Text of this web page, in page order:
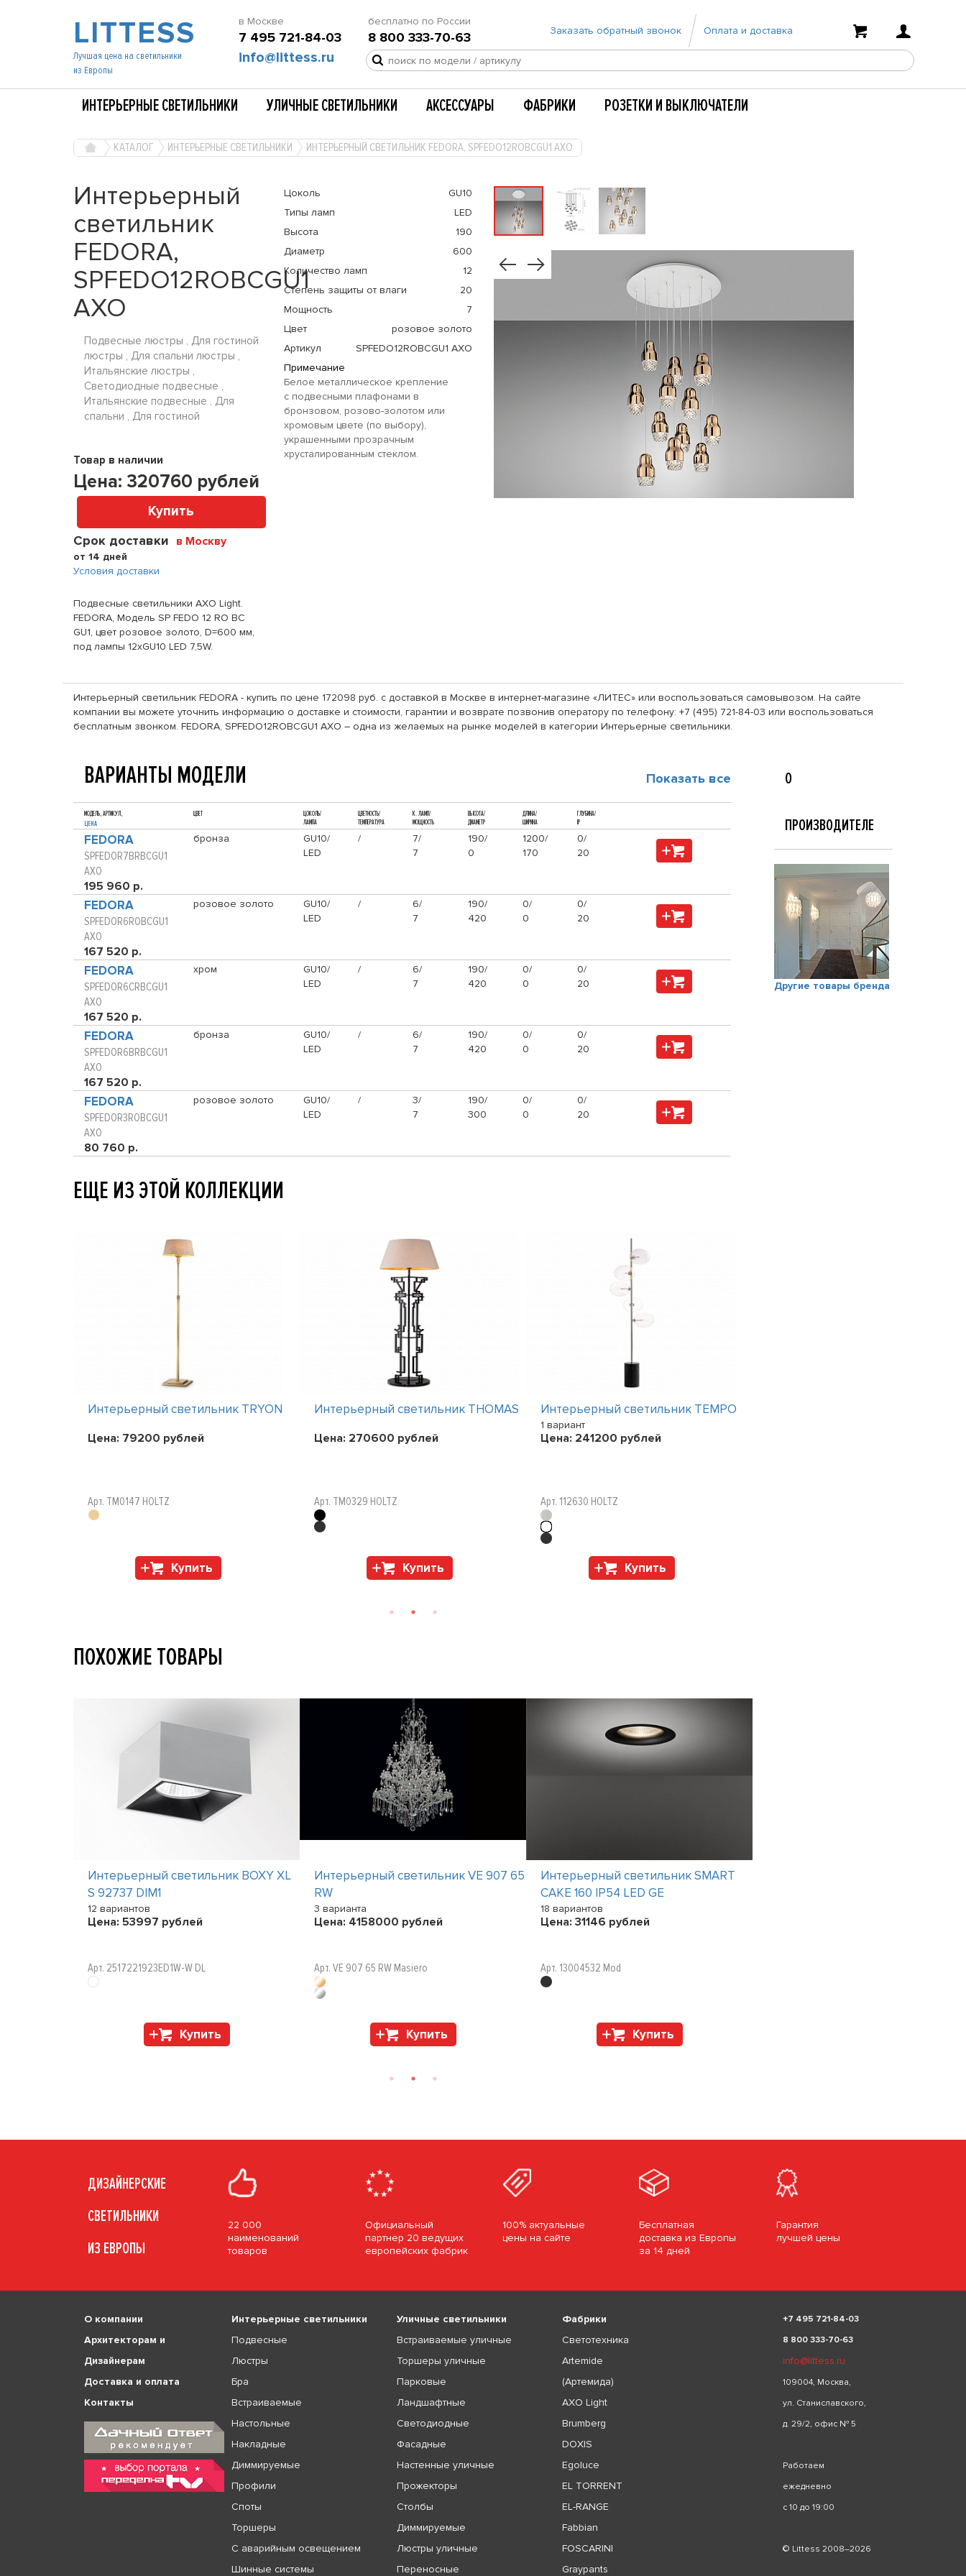
LITTESS
Лучшая цена на светильники
из Европы
в Москве
7 495 721-84-03
бесплатно по России
8 800 333-70-63 Заказать обратный звонок Оплата и доставка
info@littess.ru
ИНТЕРЬЕРНЫЕ СВЕТИЛЬНИКИ УЛИЧНЫЕ СВЕТИЛЬНИКИ АКСЕССУАРЫ ФАБРИКИ РОЗЕТКИ И ВЫКЛЮЧАТЕЛИ
КАТАЛОГ ИНТЕРЬЕРНЫЕ СВЕТИЛЬНИКИ ИНТЕРЬЕРНЫЙ СВЕТИЛЬНИК FEDORA, SPFEDO12ROBCGU1 AXO
Интерьерный
светильник
FEDORA,
SPFEDO12ROBCGU1
AXO
Подвесные люстры , Для гостиной
люстры , Для спальни люстры ,
Итальянские люстры ,
Светодиодные подвесные ,
Итальянские подвесные , Для
спальни , Для гостиной
Товар в наличии
Цена: 320760 рублей
Купить
Срок доставки в Москву
от 14 дней
Условия доставки
Подвесные светильники AXO Light.
FEDORA, Модель SP FEDO 12 RO BC
GU1, цвет розовое золото, D=600 мм,
под лампы 12xGU10 LED 7,5W.
Цоколь
GU10
Типы ламп
LED
Высота
190
Диаметр
600
Количество ламп
12
Степень защиты от влаги
20
Мощность
7
Цвет
розовое золото
Артикул
SPFEDO12ROBCGU1 AXO
Примечание
Белое металлическое крепление
с подвесными плафонами в
бронзовом, розово-золотом или
хромовым цвете (по выбору),
украшенными прозрачным
хрусталированным стеклом.
Интерьерный светильник FEDORA - купить по цене 172098 руб. с доставкой в Москве в интернет-магазине «ЛИТЕС» или воспользоваться самовывозом. На сайте
компании вы можете уточнить информацию о доставке и стоимости, гарантии и возврате позвонив оператору по телефону: +7 (495) 721-84-03 или воспользоваться
бесплатным звонком. FEDORA, SPFEDO12ROBCGU1 AXO – одна из желаемых на рынке моделей в категории Интерьерные светильники.
ВАРИАНТЫ МОДЕЛИ Показать все
МОДЕЛЬ, АРТИКУЛ,
ЦЕНА
ЦВЕТ
ЦОКОЛЬ/
ЛАМПА
ЦВЕТНОСТЬ/
ТЕМПЕРАТУРА
К. ЛАМП/
МОЩНОСТЬ
ВЫСОТА/
ДИАМЕТР
ДЛИНА/
ШИРИНА
ГЛУБИНА/
IP
FEDORA
SPFEDOR7BRBCGU1
AXO
195 960 р.
бронза
GU10/
LED
/
7/
7
190/
0
1200/
170
0/
20
FEDORA
SPFEDOR6ROBCGU1
AXO
167 520 р.
розовое золото
GU10/
LED
/
6/
7
190/
420
0/
0
0/
20
FEDORA
SPFEDOR6CRBCGU1
AXO
167 520 р.
хром
GU10/
LED
/
6/
7
190/
420
0/
0
0/
20
FEDORA
SPFEDOR6BRBCGU1
AXO
167 520 р.
бронза
GU10/
LED
/
6/
7
190/
420
0/
0
0/
20
FEDORA
SPFEDOR3ROBCGU1
AXO
80 760 р.
розовое золото
GU10/
LED
/
3/
7
190/
300
0/
0
0/
20
ЕЩЕ ИЗ ЭТОЙ КОЛЛЕКЦИИ
Интерьерный светильник TRYON
Цена: 79200 рублей
Арт. TM0147 HOLTZ
Купить
Интерьерный светильник THOMAS
Цена: 270600 рублей
Арт. TM0329 HOLTZ
Купить
Интерьерный светильник TEMPO
1 вариант
Цена: 241200 рублей
Арт. 112630 HOLTZ
Купить
ПОХОЖИЕ ТОВАРЫ
Интерьерный светильник BOXY XL
S 92737 DIM1
12 вариантов
Цена: 53997 рублей
Арт. 2517221923ED1W-W DL
Купить
Интерьерный светильник VE 907 65
RW
3 варианта
Цена: 4158000 рублей
Арт. VE 907 65 RW Masiero
Купить
Интерьерный светильник SMART
CAKE 160 IP54 LED GE
18 вариантов
Цена: 31146 рублей
Арт. 13004532 Mod
Купить
О
ПРОИЗВОДИТЕЛЕ
Другие товары бренда
ДИЗАЙНЕРСКИЕ
СВЕТИЛЬНИКИ
ИЗ ЕВРОПЫ
22 000
наименований
товаров
Официальный
партнер 20 ведущих
европейских фабрик
100% актуальные
цены на сайте
Бесплатная
доставка из Европы
за 14 дней
Гарантия
лучшей цены
О компании
Архитекторам и
Дизайнерам
Доставка и оплата
Контакты
Интерьерные светильники
Подвесные
Люстры
Бра
Встраиваемые
Настольные
Накладные
Диммируемые
Профили
Споты
Торшеры
С аварийным освещением
Шинные системы
Уличные светильники
Встраиваемые уличные
Торшеры уличные
Парковые
Ландшафтные
Светодиодные
Фасадные
Настенные уличные
Прожекторы
Столбы
Диммируемые
Люстры уличные
Переносные
Фабрики
Светотехника
Artemide
(Артемида)
AXO Light
Brumberg
DOXIS
Egoluce
EL TORRENT
EL-RANGE
Fabbian
FOSCARINI
Graypants
+7 495 721-84-03
8 800 333-70-63
info@littess.ru
109004, Москва,
ул. Станиславского,
д. 29/2, офис № 5
Работаем
ежедневно
с 10 до 19:00
© Littess 2008–2026